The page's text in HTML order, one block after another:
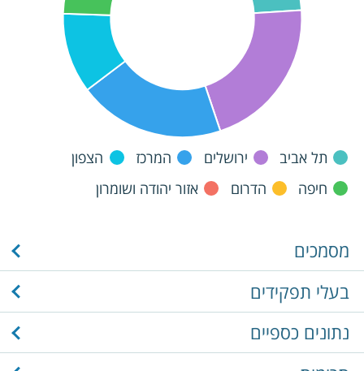
תל אביב ירושלים המרכז
הצפון
חיפה
הדרום אזור יהודה ושומרון
מסמכים
בעלי תפקידים
נתונים כספיים